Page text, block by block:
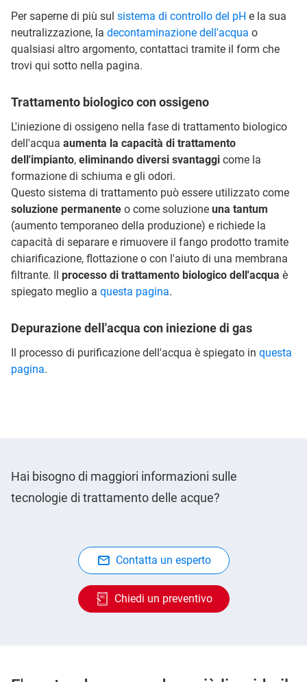
Per saperne di più sul sistema di controllo del pH e la sua
neutralizzazione, la decontaminazione dell'acqua o
qualsiasi altro argomento, contattaci tramite il form che
trovi qui sotto nella pagina.
Trattamento biologico con ossigeno
L'iniezione di ossigeno nella fase di trattamento biologico
dell'acqua aumenta la capacità di trattamento
dell'impianto, eliminando diversi svantaggi come la
formazione di schiuma e gli odori.
Questo sistema di trattamento può essere utilizzato come
soluzione permanente o come soluzione una tantum
(aumento temporaneo della produzione) e richiede la
capacità di separare e rimuovere il fango prodotto tramite
chiarificazione, flottazione o con l'aiuto di una membrana
filtrante. Il
processo di trattamento biologico dell'acqua è
spiegato meglio a questa pagina.
Depurazione dell'acqua con iniezione di gas
Il processo di purificazione dell'acqua è spiegato in questa
pagina.
Hai bisogno di maggiori informazioni sulle
tecnologie di trattamento delle acque?
Contatta un esperto
Chiedi un preventivo